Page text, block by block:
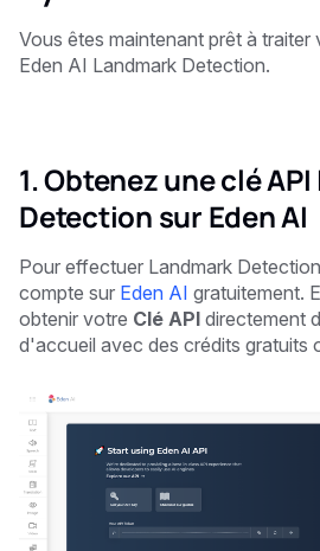
Vous êtes maintenant prêt à traiter
Eden AI Landmark Detection.
1. Obtenez une clé
Detection sur Eden AI
Pour effectuer Landmark
compte sur Eden AI gratuitement.
obtenir votre Clé API directement
d'accueil avec des crédits gratuits